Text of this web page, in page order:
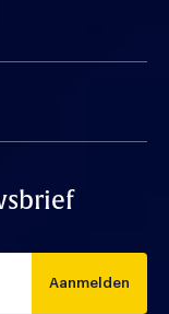
Aanmelden